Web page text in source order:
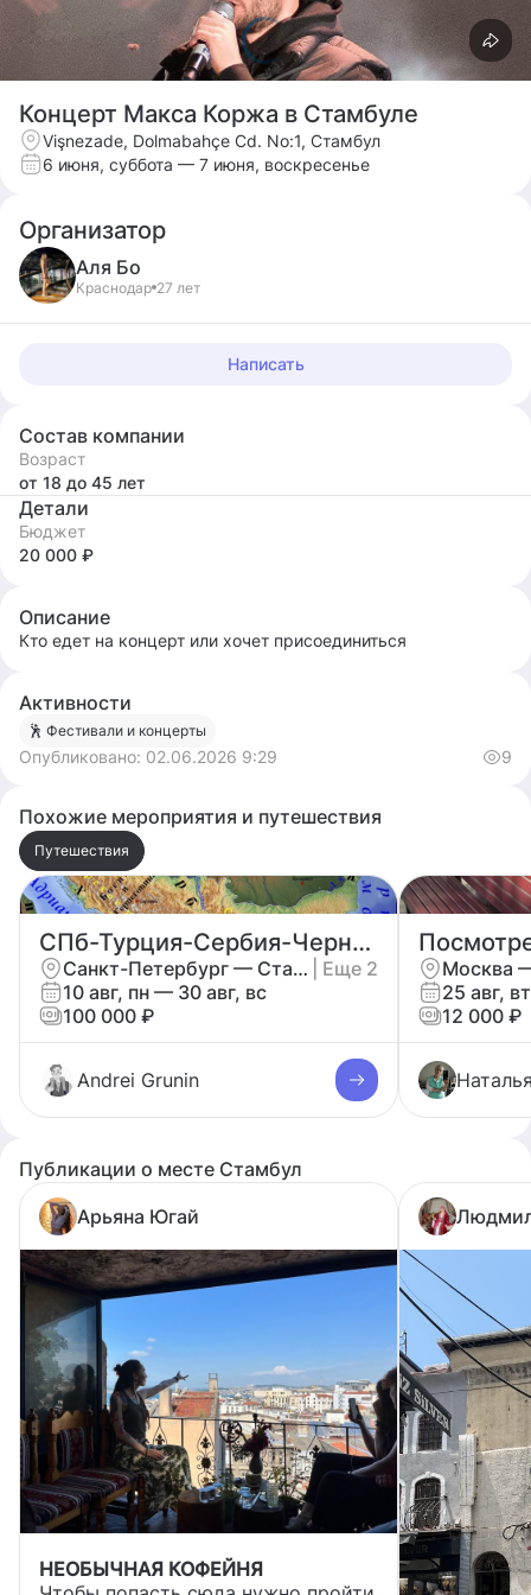
Концерт Макса Коржа в Стамбуле
Vişnezade, Dolmabahçe Cd. No:1, Стамбул
6 июня, суббота — 7 июня, воскресенье
Организатор
Аля Бо
Краснодар 27 лет
Написать
Состав компании
Возраст
от 18 до 45 лет
Детали
Бюджет
20 000 ₽
Описание
Кто едет на концерт или хочет присоединиться
Активности
🕺 Фестивали и концерты
Опубликовано: 02.06.2026 9:29 9
Похожие мероприятия и путешествия
Путешествия
СПб-Турция-Сербия-Черногория
Санкт-Петербург — Стамбул
| Еще 2
10 авг, пн — 30 авг, вс
100 000 ₽
Andrei Grunin
Москва
25 авг,
12 000 ₽
Публикации о месте Стамбул
Арьяна Югай
НЕОБЫЧНАЯ КОФЕЙНЯ